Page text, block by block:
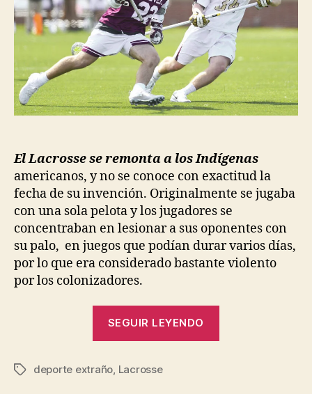
El Lacrosse se remonta a los Indígenas
americanos, y no se conoce con exactitud la
fecha de su invención. Originalmente se jugaba
con una sola pelota y los jugadores se
concentraban en lesionar a sus oponentes con
su palo, en juegos que podían durar varios días,
por lo que era considerado bastante violento
por los colonizadores.
SEGUIR LEYENDO
Etiquetas
deporte extraño, Lacrosse